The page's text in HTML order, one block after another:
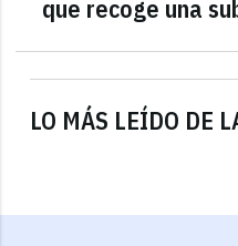
LO MÁS LEÍDO DE
que recoge una